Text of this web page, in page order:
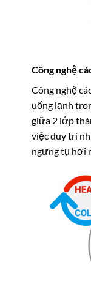
Công nghệ
Công nghệ
uống lạnh
giữa 2 lớp
việc duy trì
ngưng tụ hơi